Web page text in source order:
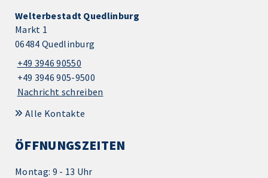
Welterbestadt Quedlinburg
Markt 1
06484 Quedlinburg
+49 3946 90550
+49 3946 905-9500
Nachricht schreiben
Alle Kontakte
ÖFFNUNGSZEITEN
Montag: 9 - 13 Uhr